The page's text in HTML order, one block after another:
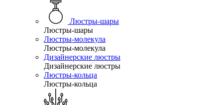
Люстры-шары
Люстры-шары
Люстры-молекула
Люстры-молекула
Дизайнерские люстры
Дизайнерские люстры
Люстры-кольца
Люстры-кольца